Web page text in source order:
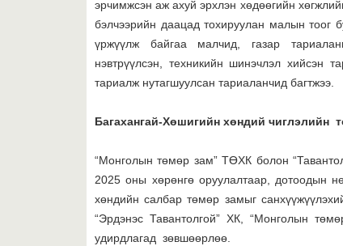
эрчимжсэн аж ахуй эрхлэн хөдөөгийн
бэлчээрийн даацад тохируулан малын тоог
үржүүлж байгаа малчид, газар
нэвтрүүлсэн, техникийн шинэчлэл хийсэн
тариалж нутагшуулсан тариаланчид багтжээ.
Багахангай-Хөшигийн хөндий чиглэлийн
“Монголын төмөр зам” ТӨХК болон
2025 оны хөрөнгө оруулалтаар, дотоодын
хөндийн салбар төмөр замыг
“Эрдэнэс Тавантолгой” ХК, “Монголын
удирдлагад зөвшөөрлөө.